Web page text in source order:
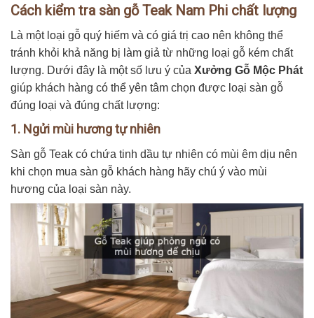
Cách kiểm tra sàn gỗ Teak Nam Phi chất lượng
Là một loại gỗ quý hiếm và có giá trị cao nên không thể
tránh khỏi khả năng bị làm giả từ những loại gỗ kém chất
lượng. Dưới đây là một số lưu ý của Xưởng Gỗ Mộc Phát
giúp khách hàng có thể yên tâm chọn được loại sàn gỗ
đúng loại và đúng chất lượng:
1. Ngửi mùi hương tự nhiên
Sàn gỗ Teak có chứa tinh dầu tự nhiên có mùi êm dịu nên
khi chọn mua sàn gỗ khách hàng hãy chú ý vào mùi
hương của loại sàn này.